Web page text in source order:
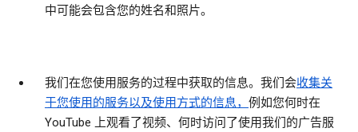
中可能会包含您的姓名和照片。
我们在您使用服务的过程中获取的信息。 我们会收集关
于您使用的服务以及使用方式的信息， 例如您何时在
YouTube 上观看了视频、何时访问了使用我们的广告服